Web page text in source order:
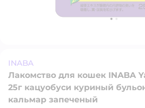
INABA
Лакомство для кошек INABA
25г кацуобуси куриный
кальмар запеченый